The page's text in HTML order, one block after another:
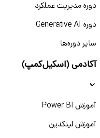
دوره مدیریت عملکرد
دوره Generative AI
سایر دوره‌ها
آکادمی (اسکیل‌کمپ)
آموزش Power BI
آموزش لینکدین